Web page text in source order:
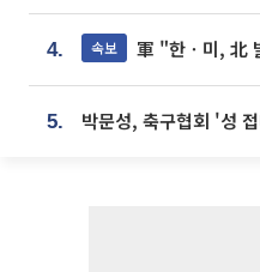
4. 속보 軍 "한ㆍ미, 北 발사
5.